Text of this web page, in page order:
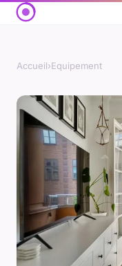
Accueil›Equipement